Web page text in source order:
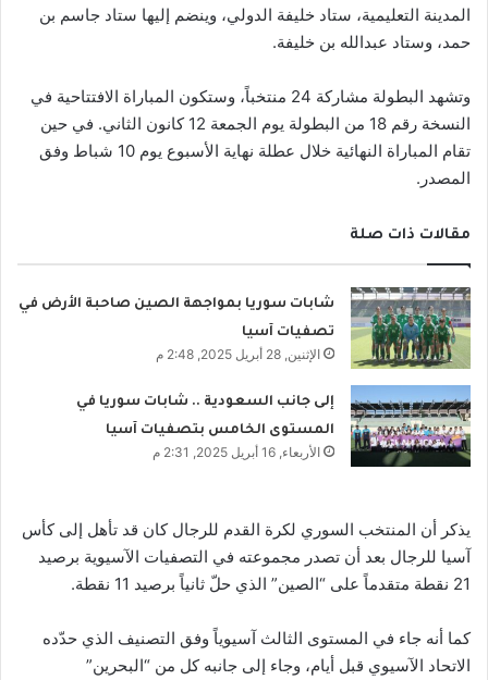
المدينة التعليمية، ستاد خليفة الدولي، وينضم إليها ستاد جاسم بن
حمد، وستاد عبدالله بن خليفة.
وتشهد البطولة مشاركة 24 منتخباً، وستكون المباراة الافتتاحية في
النسخة رقم 18 من البطولة يوم الجمعة 12 كانون الثاني. في حين
تقام المباراة النهائية خلال عطلة نهاية الأسبوع يوم 10 شباط وفق
المصدر.
مقالات ذات صلة
شابات سوريا بمواجهة الصين صاحبة الأرض في
تصفيات آسيا
الإثنين, 28 أبريل 2025, 2:48 م
إلى جانب السعودية .. شابات سوريا في
المستوى الخامس بتصفيات آسيا
الأربعاء, 16 أبريل 2025, 2:31 م
يذكر أن المنتخب السوري لكرة القدم للرجال كان قد تأهل إلى كأس
آسيا للرجال بعد أن تصدر مجموعته في التصفيات الآسيوية برصيد
21 نقطة متقدماً على “الصين” الذي حلّ ثانياً برصيد 11 نقطة.
كما أنه جاء في المستوى الثالث آسيوياً وفق التصنيف الذي حدّده
الاتحاد الآسيوي قبل أيام، وجاء إلى جانبه كل من “البحرين”